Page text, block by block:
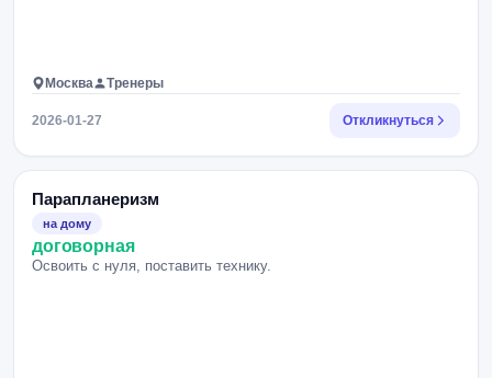
Москва Тренеры
2026-01-27 Откликнуться
Парапланеризм
на дому
договорная
Освоить с нуля, поставить технику.